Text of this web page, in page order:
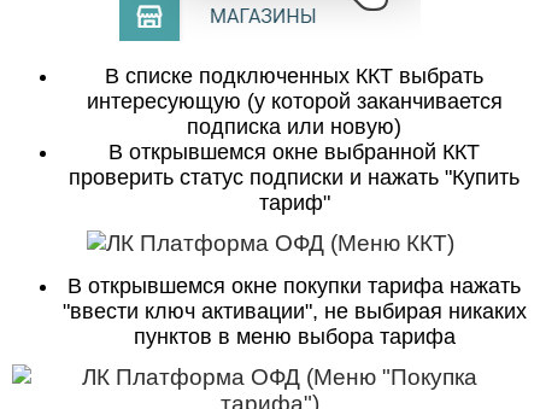
В списке подключенных ККТ выбрать
интересующую (у которой заканчивается
подписка или новую)
В открывшемся окне выбранной ККТ
проверить статус подписки и нажать "Купить
тариф"
В открывшемся окне покупки тарифа нажать
"ввести ключ активации", не выбирая никаких
пунктов в меню выбора тарифа